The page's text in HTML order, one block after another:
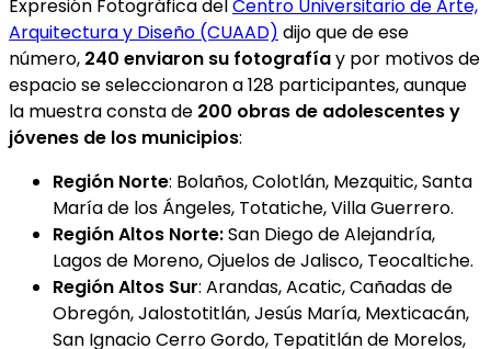
Expresión Fotográfica delCentro Universitario de Arte,
Arquitectura y Diseño (CUAAD) dijo que de ese
número, 240 enviaron su fotografíay por motivos de
espacio se seleccionaron a 128 participantes, aunque
la muestra consta de 200 obras de adolescentes y
jóvenes de los municipios:
Región Norte: Bolaños, Colotlán, Mezquitic, Santa
María de los Ángeles, Totatiche, Villa Guerrero.
Región Altos Norte:San Diego de Alejandría,
Lagos de Moreno, Ojuelos de Jalisco, Teocaltiche.
Región Altos Sur: Arandas, Acatic, Cañadas de
Obregón, Jalostotitlán, Jesús María, Mexticacán,
San Ignacio Cerro Gordo, Tepatitlán de Morelos,